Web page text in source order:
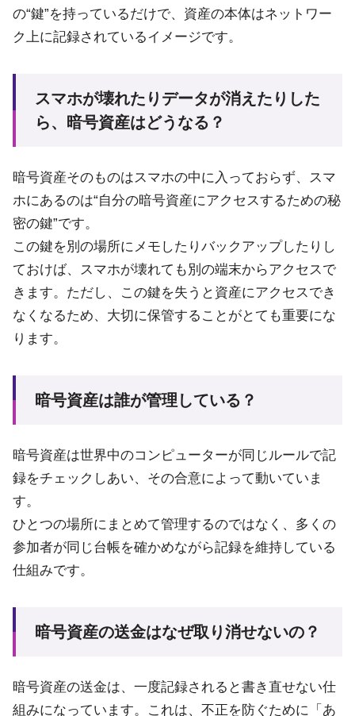
の“鍵”を持っているだけで、資産の本体はネットワー
ク上に記録されているイメージです。
スマホが壊れたりデータが消えたりした
ら、暗号資産はどうなる？
暗号資産そのものはスマホの中に入っておらず、スマ
ホにあるのは“自分の暗号資産にアクセスするための秘
密の鍵”です。
この鍵を別の場所にメモしたりバックアップしたりし
ておけば、スマホが壊れても別の端末からアクセスで
きます。ただし、この鍵を失うと資産にアクセスでき
なくなるため、大切に保管することがとても重要にな
ります。
暗号資産は誰が管理している？
暗号資産は世界中のコンピューターが同じルールで記
録をチェックしあい、その合意によって動いていま
す。
ひとつの場所にまとめて管理するのではなく、多くの
参加者が同じ台帳を確かめながら記録を維持している
仕組みです。
暗号資産の送金はなぜ取り消せないの？
暗号資産の送金は、一度記録されると書き直せない仕
組みになっています。これは、不正を防ぐために「あ